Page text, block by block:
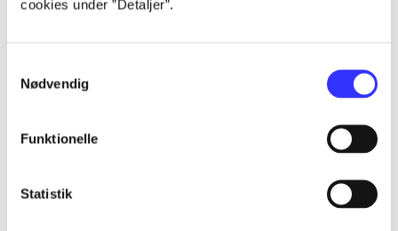
cookies under ”Detaljer”.
Nødvendig
Funktionelle
Statistik
Alle registrerede artikler fordelt på udgivelser
...
...